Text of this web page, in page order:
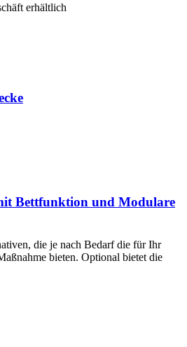
erhältlich
Bettfunktion und Modulare
die je nach Bedarf die für Ihr
bieten. Optional bietet die